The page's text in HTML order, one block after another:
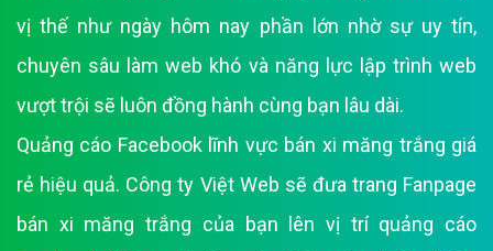
vị thế như ngày hôm nay phần lớn nhờ sự uy tín,
chuyên sâu làm web khó và năng lực lập trình web
vượt trội sẽ luôn đồng hành cùng bạn lâu dài.
Quảng cáo Facebook lĩnh vực bán xi măng trắng giá
rẻ hiệu quả. Công ty Việt Web sẽ đưa trang Fanpage
bán xi măng trắng của bạn lên vị trí quảng cáo